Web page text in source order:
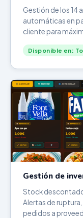
Gestión de los 14
automáticas en
cliente para
Disponible en:
Gestión de
Stock
Alertas de
pedidos a